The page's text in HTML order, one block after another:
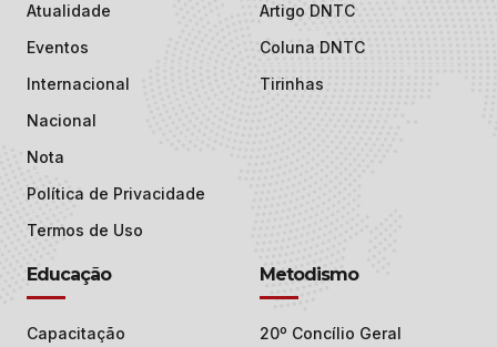
Atualidade
Eventos
Internacional
Nacional
Nota
Política de Privacidade
Termos de Uso
Artigo DNTC
Coluna DNTC
Tirinhas
Educação
Capacitação
Metodismo
20º Concílio Geral